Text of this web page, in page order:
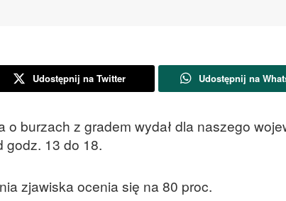
Udostępnij na Twitter Udostępnij na
burzach z gradem wydał dla naszego
godz. 13 do 18.
zjawiska ocenia się na 80 proc.